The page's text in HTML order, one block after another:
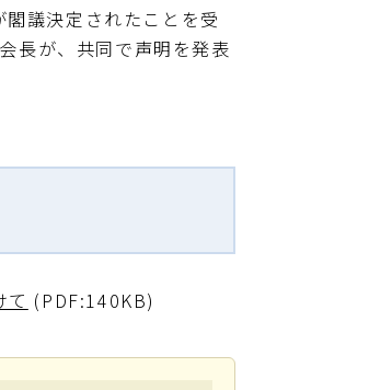
議決定されたことを受
長が、共同で声明を発表
て (PDF:140KB)